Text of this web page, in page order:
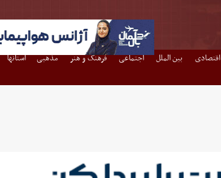
اقتصادی بین الملل اجتماعی فرهنگ و هنر مذهبی استانها